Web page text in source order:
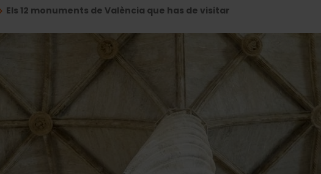
Els 12 monuments de València que has de visitar